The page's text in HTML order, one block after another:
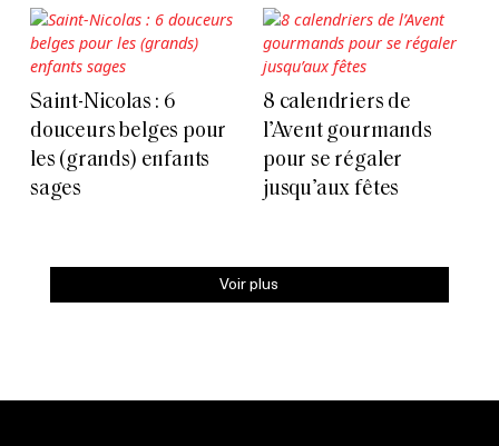
Saint-Nicolas : 6
douceurs belges pour
les (grands) enfants
sages
8 calendriers de
l’Avent gourmands
pour se régaler
jusqu’aux fêtes
Voir plus